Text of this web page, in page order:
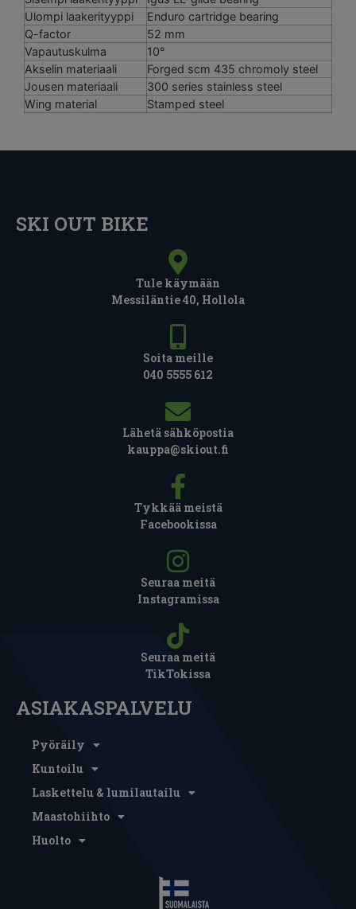
Ulompi laakerityyppi
Enduro cartridge bearing
Q-factor
52 mm
Vapautuskulma
10°
Akselin materiaali
Forged scm 435 chromoly steel
Jousen materiaali
300 series stainless steel
Wing material
Stamped steel
SKI OUT BIKE
Tule käymään
Messiläntie 40, Hollola
Soita meille
040 5555 612
Lähetä sähköpostia
kauppa@skiout.fi
Tykkää meistä
Facebookissa
Seuraa meitä
Instagramissa
Seuraa meitä
TikTokissa
ASIAKASPALVELU
Pyöräily
Kuntoilu
Laskettelu & lumilautailu
Maastohiihto
Huolto